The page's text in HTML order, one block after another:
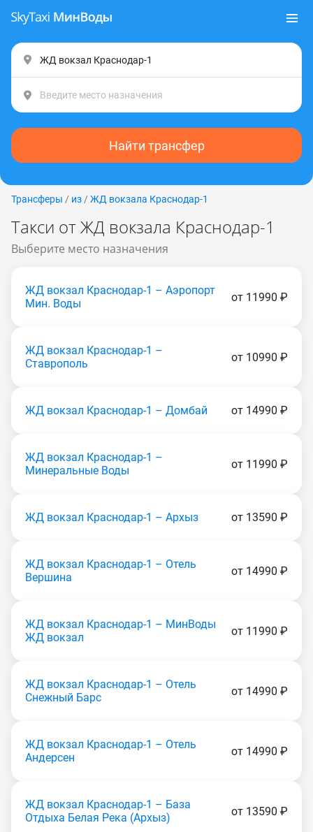
Найти трансфер
Трансферы / из / ЖД вокзала Краснодар-1
Такси от ЖД вокзала Краснодар-1
Выберите место назначения
ЖД вокзал Краснодар-1 – Аэропорт
Мин. Воды
от 11990 ₽
ЖД вокзал Краснодар-1 –
Ставрополь
от 10990 ₽
ЖД вокзал Краснодар-1 – Домбай от 14990 ₽
ЖД вокзал Краснодар-1 –
Минеральные Воды
от 11990 ₽
ЖД вокзал Краснодар-1 – Архыз от 13590 ₽
ЖД вокзал Краснодар-1 – Отель
Вершина
от 14990 ₽
ЖД вокзал Краснодар-1 – МинВоды
ЖД вокзал
от 11990 ₽
ЖД вокзал Краснодар-1 – Отель
Снежный Барс
от 14990 ₽
ЖД вокзал Краснодар-1 – Отель
Андерсен
от 14990 ₽
ЖД вокзал Краснодар-1 – База
Отдыха Белая Река (Apxыз)
от 13590 ₽